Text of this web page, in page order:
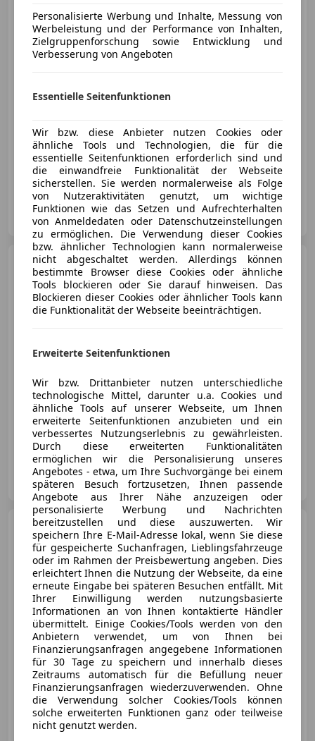
180 CDI Edition Lifestyle // NAVI //
Kamera//
01/2016 183 000 km Diesel 80 kW (109 PS)
MAT Autohandel
AT-6700 Bludenz
Mercedes-Benz B 180B
180d BlueEfficiency
*Kamera*Neu Vorgeführt*
02/2017 95 000 km Diesel 80 kW (109 PS)
MAT Autohandel
AT-6700 Bludenz
Volkswagen Tiguan
Tiguan 2,0 TDI BMT 4Motion Sky
DPF DSG /Pano/AHK/
€ 10 890
10/2013 186 000 km Diesel 103 kW (140 PS)
MAT Autohandel
Personalisierte Werbung und Inhalte, Messung von
Werbeleistung und der Performance von Inhalten,
Zielgruppenforschung sowie Entwicklung und
Verbesserung von Angeboten
Essentielle Seitenfunktionen
Wir bzw. diese Anbieter nutzen Cookies oder
ähnliche Tools und Technologien, die für die
essentielle Seitenfunktionen erforderlich sind und
die einwandfreie Funktionalität der Webseite
sicherstellen. Sie werden normalerweise als Folge
von Nutzeraktivitäten genutzt, um wichtige
Funktionen wie das Setzen und Aufrechterhalten
von Anmeldedaten oder Datenschutzeinstellungen
zu ermöglichen. Die Verwendung dieser Cookies
bzw. ähnlicher Technologien kann normalerweise
nicht abgeschaltet werden. Allerdings können
bestimmte Browser diese Cookies oder ähnliche
Tools blockieren oder Sie darauf hinweisen. Das
Blockieren dieser Cookies oder ähnlicher Tools kann
die Funktionalität der Webseite beeinträchtigen.
Erweiterte Seitenfunktionen
Wir bzw. Drittanbieter nutzen unterschiedliche
technologische Mittel, darunter u.a. Cookies und
ähnliche Tools auf unserer Webseite, um Ihnen
erweiterte Seitenfunktionen anzubieten und ein
verbessertes Nutzungserlebnis zu gewährleisten.
Durch diese erweiterten Funktionalitäten
ermöglichen wir die Personalisierung unseres
Angebotes - etwa, um Ihre Suchvorgänge bei einem
späteren Besuch fortzusetzen, Ihnen passende
Angebote aus Ihrer Nähe anzuzeigen oder
personalisierte Werbung und Nachrichten
bereitzustellen und diese auszuwerten. Wir
speichern Ihre E-Mail-Adresse lokal, wenn Sie diese
für gespeicherte Suchanfragen, Lieblingsfahrzeuge
oder im Rahmen der Preisbewertung angeben. Dies
erleichtert Ihnen die Nutzung der Webseite, da eine
erneute Eingabe bei späteren Besuchen entfällt. Mit
Ihrer Einwilligung werden nutzungsbasierte
Informationen an von Ihnen kontaktierte Händler
übermittelt. Einige Cookies/Tools werden von den
Anbietern verwendet, um von Ihnen bei
Finanzierungsanfragen angegebene Informationen
für 30 Tage zu speichern und innerhalb dieses
Zeitraums automatisch für die Befüllung neuer
Finanzierungsanfragen wiederzuverwenden. Ohne
die Verwendung solcher Cookies/Tools können
solche erweiterten Funktionen ganz oder teilweise
nicht genutzt werden.